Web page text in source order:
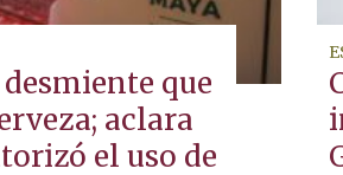
que
aclara
el uso de